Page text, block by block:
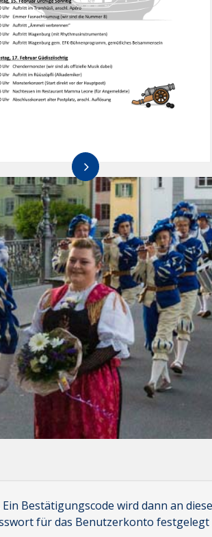
Bestätigungscode wird dann an diese
für das Benutzerkonto festgelegt